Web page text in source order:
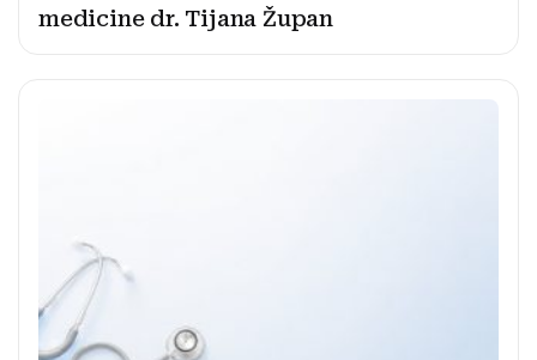
medicine dr. Tijana Župan